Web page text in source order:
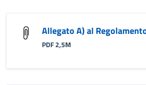
Allegato A) al
PDF 2,5M